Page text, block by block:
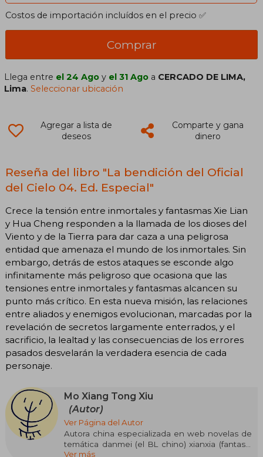
Costos de importación incluídos en el precio ✅
Comprar
Llega entre el 24 Ago y el 31 Ago a CERCADO DE LIMA,
Lima.Seleccionar ubicación
Agregar a lista de
deseos
Comparte y gana
dinero
Reseña del libro "La bendición del Oficial
del Cielo 04. Ed. Especial"
Crece la tensión entre inmortales y fantasmas Xie Lian
y Hua Cheng responden a la llamada de los dioses del
Viento y de la Tierra para dar caza a una peligrosa
entidad que amenaza el mundo de los inmortales. Sin
embargo, detrás de estos ataques se esconde algo
infinitamente más peligroso que ocasiona que las
tensiones entre inmortales y fantasmas alcancen su
punto más crítico. En esta nueva misión, las relaciones
entre aliados y enemigos evolucionan, marcadas por la
revelación de secretos largamente enterrados, y el
sacrificio, la lealtad y las consecuencias de los errores
pasados desvelarán la verdadera esencia de cada
personaje.
Mo Xiang Tong Xiu
(Autor)
Ver Página del Autor
Autora china especializada en web novelas de
temática danmei (el BL chino) xianxia (fantasía
china) y wuxia (artes marciales). El nombre Mo
Ver más